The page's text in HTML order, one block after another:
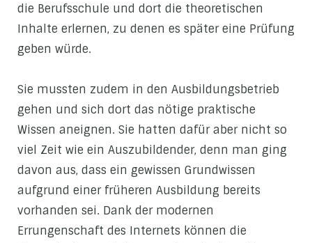
die Berufsschule und dort die theoretischen
Inhalte erlernen, zu denen es später eine Prüfung
geben würde.
Sie mussten zudem in den Ausbildungsbetrieb
gehen und sich dort das nötige praktische
Wissen aneignen. Sie hatten dafür aber nicht so
viel Zeit wie ein Auszubildender, denn man ging
davon aus, dass ein gewissen Grundwissen
aufgrund einer früheren Ausbildung bereits
vorhanden sei. Dank der modernen
Errungenschaft des Internets können die